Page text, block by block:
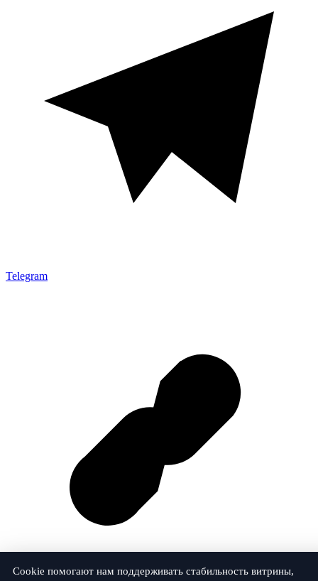
Telegram
Cookie помогают нам поддерживать стабильность витрины,